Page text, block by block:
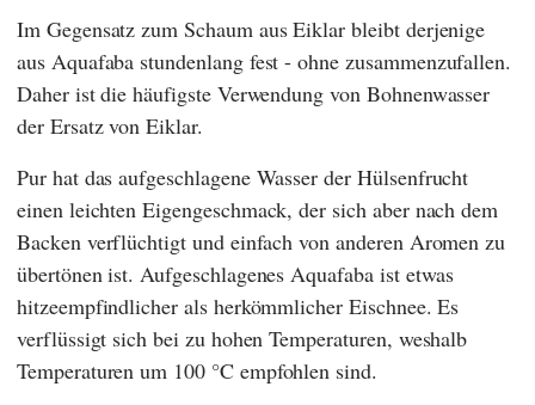
Im Gegensatz zum Schaum aus Eiklar bleibt derjenige
aus Aquafaba stundenlang fest - ohne zusammenzufallen.
Daher ist die häufigste Verwendung von Bohnenwasser
der Ersatz von Eiklar.
Pur hat das aufgeschlagene Wasser der Hülsenfrucht
einen leichten Eigengeschmack, der sich aber nach dem
Backen verflüchtigt und einfach von anderen Aromen zu
übertönen ist. Aufgeschlagenes Aquafaba ist etwas
hitzeempfindlicher als herkömmlicher Eischnee. Es
verflüssigt sich bei zu hohen Temperaturen, weshalb
Temperaturen um 100 °C empfohlen sind.